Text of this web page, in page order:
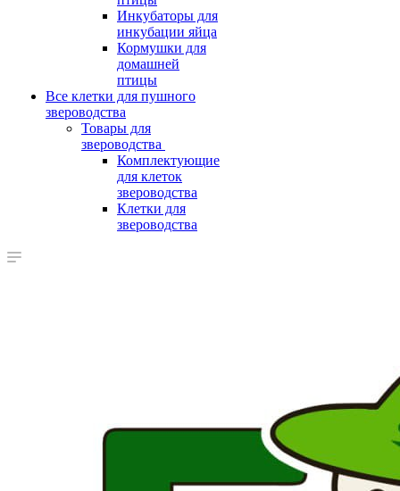
Инкубаторы для
инкубации яйца
Кормушки для
домашней
птицы
Все клетки для пушного
звероводства
Товары для
звероводства
Комплектующие
для клеток
звероводства
Клетки для
звероводства